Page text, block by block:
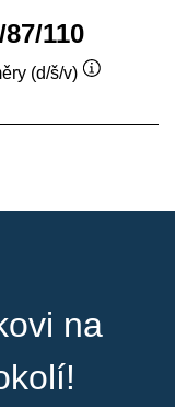
87/110
(d/š/v)
na